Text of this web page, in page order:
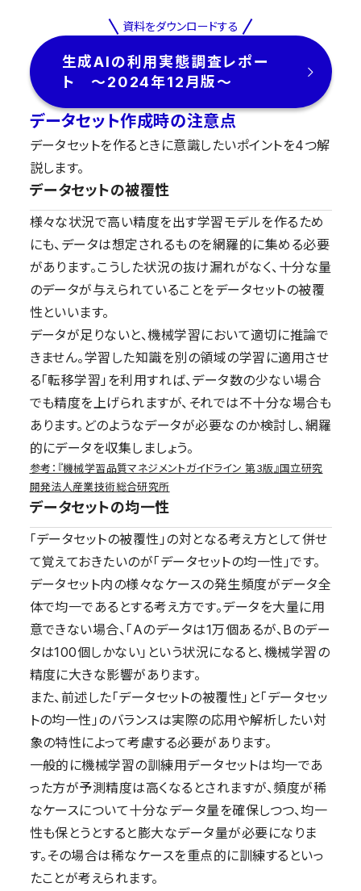
資料をダウンロードする
生成AIの利用実態調査レポー
ト 〜2024年12月版〜
データセット作成時の注意点
データセットを作るときに意識したいポイントを4つ解
説します。
データセットの被覆性
様々な状況で高い精度を出す学習モデルを作るため
にも、データは想定されるものを網羅的に集める必要
があります。こうした状況の抜け漏れがなく、十分な量
のデータが与えられていることをデータセットの被覆
性といいます。
データが足りないと、機械学習において適切に推論で
きません。学習した知識を別の領域の学習に適用させ
る「転移学習」を利用すれば、データ数の少ない場合
でも精度を上げられますが、それでは不十分な場合も
あります。どのようなデータが必要なのか検討し、網羅
的にデータを収集しましょう。
参考：『機械学習品質マネジメントガイドライン 第3版』国立研究
開発法人産業技術総合研究所
データセットの均一性
「データセットの被覆性」の対となる考え方として併せ
て覚えておきたいのが「データセットの均一性」です。
データセット内の様々なケースの発生頻度がデータ全
体で均一であるとする考え方です。データを大量に用
意できない場合、「Aのデータは1万個あるが、Bのデー
タは100個しかない」という状況になると、機械学習の
精度に大きな影響があります。
また、前述した「データセットの被覆性」と「データセッ
トの均一性」のバランスは実際の応用や解析したい対
象の特性によって考慮する必要があります。
一般的に機械学習の訓練用データセットは均一であ
った方が予測精度は高くなるとされますが、頻度が稀
なケースについて十分なデータ量を確保しつつ、均一
性も保とうとすると膨大なデータ量が必要になりま
す。その場合は稀なケースを重点的に訓練するといっ
たことが考えられます。